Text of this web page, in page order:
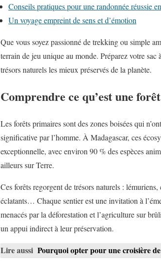
Conseils pratiques pour une randonnée réussie
Un voyage empreint de sens et d’émotion
Que vous soyez passionné de trekking ou simple
terrain de jeu unique au monde. Préparez votre sac
trésors naturels les mieux préservés de la planète.
Comprendre ce qu’est une
Les forêts primaires sont des zones boisées qui
significative par l’homme. À Madagascar, ces
exceptionnelle, avec environ 90 % des espèces
ailleurs sur Terre.
Ces forêts regorgent de trésors naturels :
éclatants… Chaque sentier est une invitation à
menacés par la déforestation et l’agriculture sur
un appui indirect à leur préservation.
Lire aussi Pourquoi opter pour une croisière